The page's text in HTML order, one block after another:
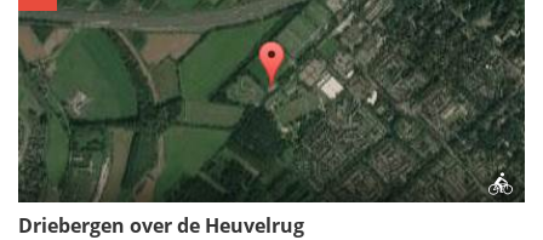
Driebergen over de Heuvelrug